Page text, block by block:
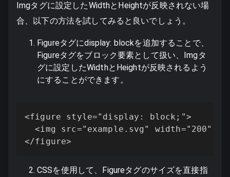
Imgタグに設定したWidthとHeightが反映されない場
合、以下の方法を試してみると良いでしょう。
Figureタグにdisplay: blockを追加することで、
Figureタグをブロック要素として扱い、Imgタ
グに設定したWidthとHeightが反映されるよう
にすることができます。
<figure style="display: block;">
<img src="example.svg" width="200"
</figure>
CSSを使用して、Figureタグのサイズを直接指